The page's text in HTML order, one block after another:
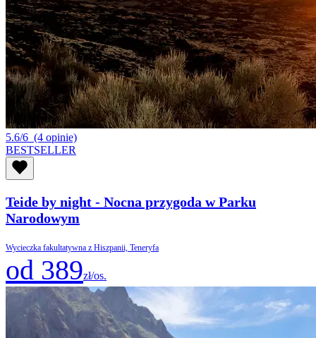
5.6/6 (4 opinie)
BESTSELLER
Teide by night - Nocna przygoda w Parku
Narodowym
Wycieczka fakultatywna z Hiszpanii, Teneryfa
od 389zł/os.